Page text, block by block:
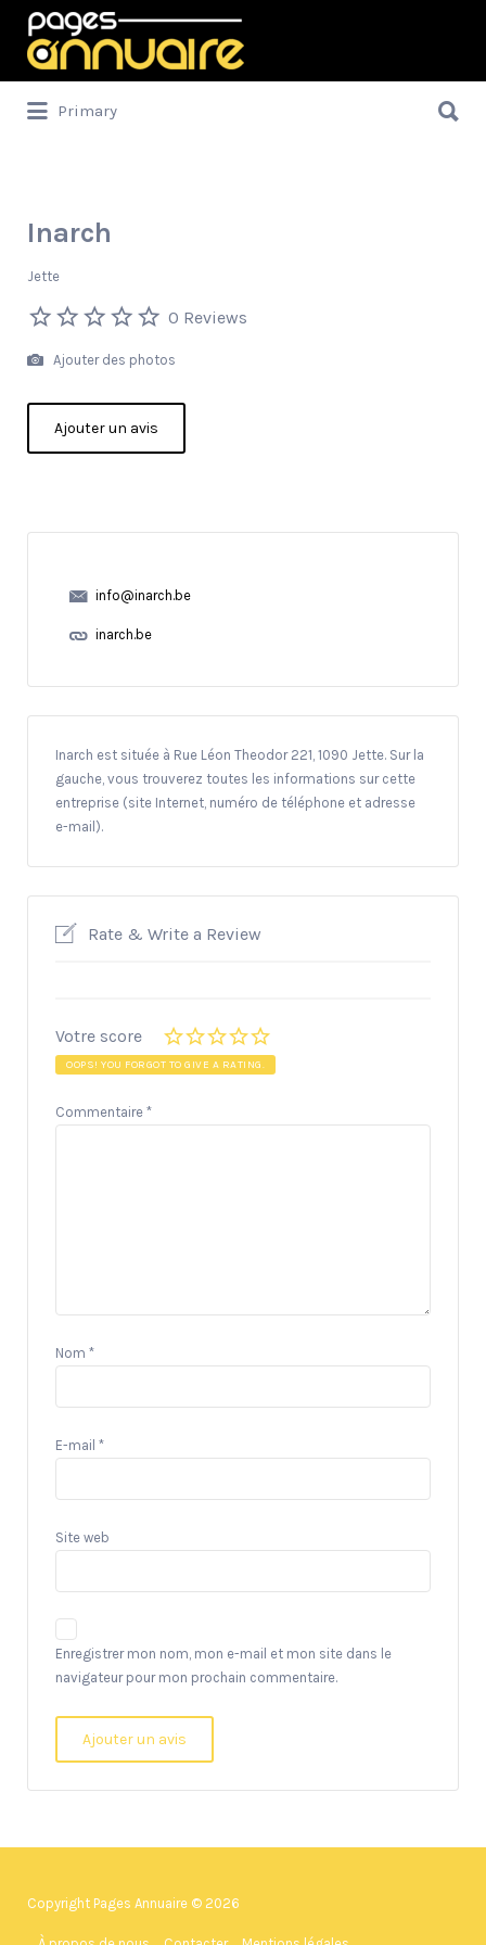
Rechercher:
Primary
Inarch
Jette
0 Reviews
Ajouter des photos
Ajouter un avis
info@inarch.be
inarch.be
Inarch est située à Rue Léon Theodor 221, 1090 Jette. Sur la
gauche, vous trouverez toutes les informations sur cette
entreprise (site Internet, numéro de téléphone et adresse
e-mail).
Rate & Write a Review
Votre score
OOPS! YOU FORGOT TO GIVE A RATING.
Commentaire *
Nom *
E-mail *
Site web
Enregistrer mon nom, mon e-mail et mon site dans le
navigateur pour mon prochain commentaire.
Copyright Pages Annuaire © 2026